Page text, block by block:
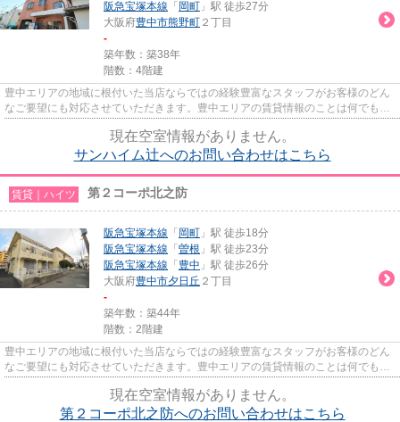
阪急宝塚本線 「 岡町 」駅 徒歩27分
大阪府豊中市熊野町 ２丁目
-
築年数：築38年
階数：4階建
豊中エリアの地域に根付いた当店ならではの経験豊富なスタッフがお客様のどん
なご要望にも対応させていただきます。豊中エリアの賃貸情報のことは何でもお
現在空室情報がありません。
サンハイム辻へのお問い合わせはこちら
賃貸｜ハイツ 第２コーポ北之防
阪急宝塚本線 「 岡町 」駅 徒歩18分
阪急宝塚本線 「 曽根 」駅 徒歩23分
阪急宝塚本線 「 豊中 」駅 徒歩26分
大阪府豊中市夕日丘 ２丁目
-
築年数：築44年
階数：2階建
豊中エリアの地域に根付いた当店ならではの経験豊富なスタッフがお客様のどん
なご要望にも対応させていただきます。豊中エリアの賃貸情報のことは何でもお
現在空室情報がありません。
第２コーポ北之防へのお問い合わせはこちら